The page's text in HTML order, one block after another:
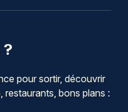
pour sortir, découvrir
restaurants, bons plans :